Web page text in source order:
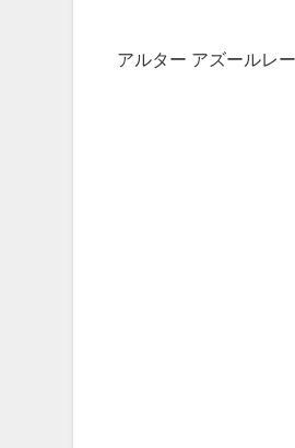
アルター アズールレ